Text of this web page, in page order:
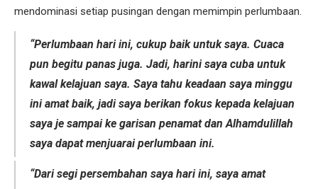
mendominasi setiap pusingan dengan memimpin perlumbaan.
“Perlumbaan hari ini, cukup baik untuk saya. Cuaca
pun begitu panas juga. Jadi, harini saya cuba untuk
kawal kelajuan saya. Saya tahu keadaan saya minggu
ini amat baik, jadi saya berikan fokus kepada kelajuan
saya je sampai ke garisan penamat dan Alhamdulillah
saya dapat menjuarai perlumbaan ini.
“Dari segi persembahan saya hari ini, saya amat